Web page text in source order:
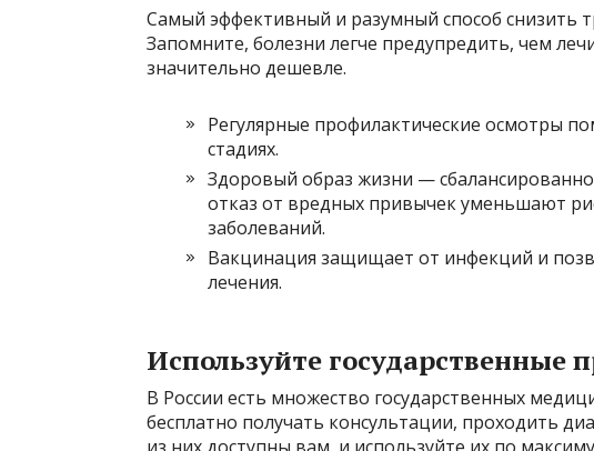
Самый эффективный и разумный способ снизить
Запомните, болезни легче предупредить, чем
значительно дешевле.
Регулярные профилактические осмотры
стадиях.
Здоровый образ жизни —
отказ от вредных привычек уменьшают
заболеваний.
Вакцинация защищает от инфекций и
лечения.
Используйте государственные
В России есть множество государственных
бесплатно получать консультации, проходить
из них доступны вам, и используйте их по